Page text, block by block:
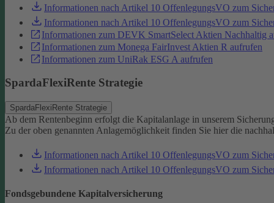
Informationen nach Artikel 10 OffenlegungsVO zum
Informationen nach Artikel 10 OffenlegungsVO zum
Informationen zum DEVK SmartSelect Aktien Nachhaltig
Informationen zum Monega FairInvest Aktien R aufrufen
Informationen zum UniRak ESG A aufrufen
SpardaFlexiRente Strategie
SpardaFlexiRente Strategie
Ab dem Rentenbeginn erfolgt die Kapitalanlage in unserem
Zu der oben genannten Anlagemöglichkeit finden Sie hier die
Informationen nach Artikel 10 OffenlegungsVO zum
Informationen nach Artikel 10 OffenlegungsVO zum
Fondsgebundene Kapitalversicherung